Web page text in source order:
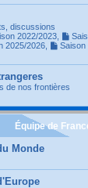
discussions
2022/2023,
2025/2026,
Saison
de nos frontières
Équipe de
Monde